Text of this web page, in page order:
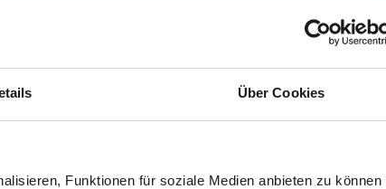
Über Cookies
Funktionen für soziale Medien anbieten zu können